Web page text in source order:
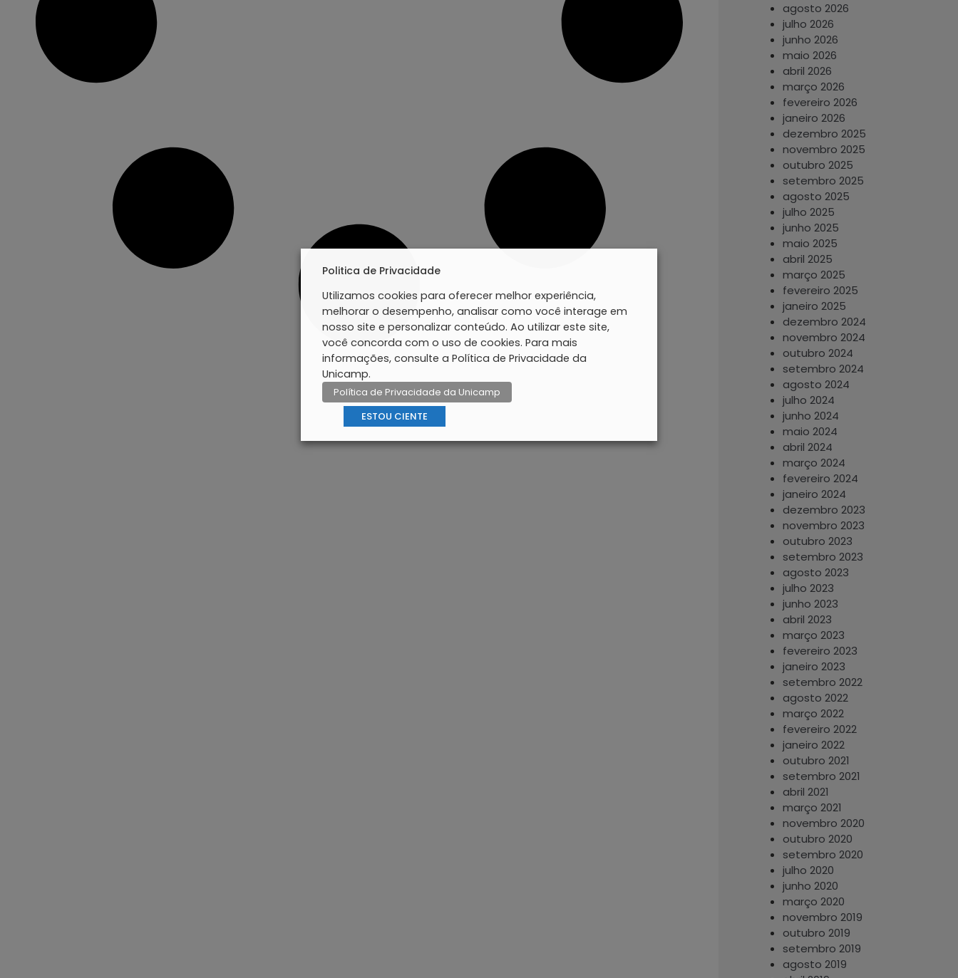
agosto 2026
julho 2026
junho 2026
maio 2026
abril 2026
março 2026
fevereiro 2026
janeiro 2026
dezembro 2025
novembro 2025
outubro 2025
setembro 2025
agosto 2025
julho 2025
junho 2025
maio 2025
abril 2025
março 2025
fevereiro 2025
janeiro 2025
dezembro 2024
novembro 2024
outubro 2024
setembro 2024
agosto 2024
julho 2024
junho 2024
maio 2024
abril 2024
março 2024
fevereiro 2024
janeiro 2024
dezembro 2023
novembro 2023
outubro 2023
setembro 2023
agosto 2023
julho 2023
junho 2023
abril 2023
março 2023
fevereiro 2023
janeiro 2023
setembro 2022
agosto 2022
março 2022
fevereiro 2022
janeiro 2022
outubro 2021
setembro 2021
abril 2021
março 2021
novembro 2020
outubro 2020
setembro 2020
julho 2020
junho 2020
março 2020
novembro 2019
outubro 2019
setembro 2019
agosto 2019
Politica de Privacidade
Utilizamos cookies para oferecer melhor experiência,
melhorar o desempenho, analisar como você interage em
nosso site e personalizar conteúdo. Ao utilizar este site,
você concorda com o uso de cookies. Para mais
informações, consulte a Política de Privacidade da
Unicamp.
Política de Privacidade da Unicamp
ESTOU CIENTE